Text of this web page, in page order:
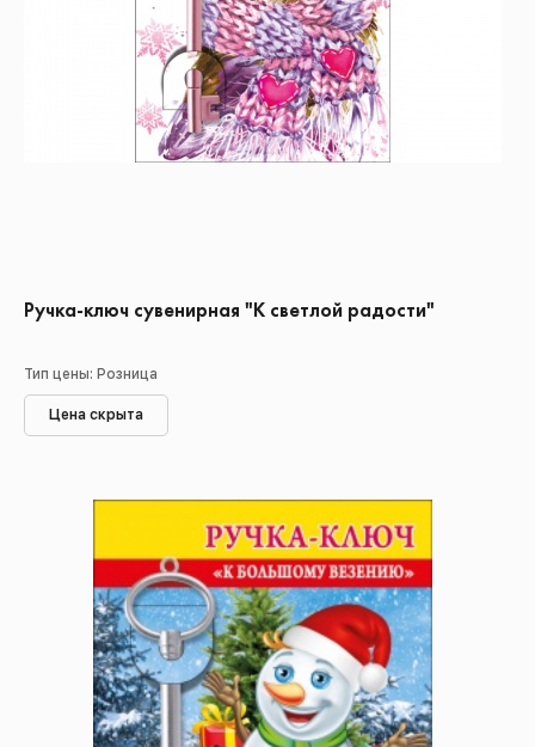
Ручка-ключ сувенирная "К светлой радости"
Тип цены: Розница
Цена скрыта